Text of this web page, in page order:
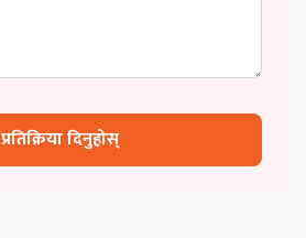
प्रतिक्रिया दिनुहोस्